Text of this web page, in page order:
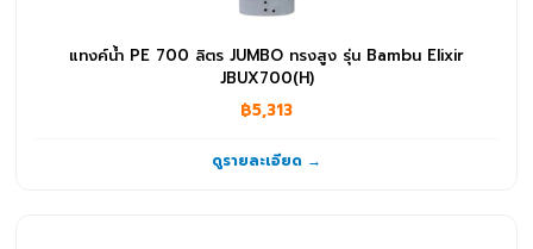
แทงค์น้ำ PE 700 ลิตร JUMBO ทรงสูง รุ่น Bambu Elixir
JBUX700(H)
฿5,313
ดูรายละเอียด →